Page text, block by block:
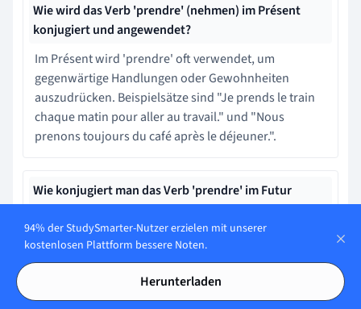
Wie wird das Verb 'prendre' (nehmen) im Présent
konjugiert und angewendet?
Im Présent wird 'prendre' oft verwendet, um
gegenwärtige Handlungen oder Gewohnheiten
auszudrücken. Beispielsätze sind "Je prends le train
chaque matin pour aller au travail." und "Nous
prenons toujours du café après le déjeuner.".
Wie konjugiert man das Verb 'prendre' im Futur
Simple (einfache Zukunft) und wann wird diese
Zeitform verwendet?
Im Futur Simple konjugiert man 'prendre' so: je
prendrai, tu prendras, il/elle/on prendra, nous
prendrons, vous prendrez, ils/elles prendront. Diese
94% der StudySmarter-Nutzer erzielen mit unserer
kostenlosen Plattform bessere Noten.
Herunterladen